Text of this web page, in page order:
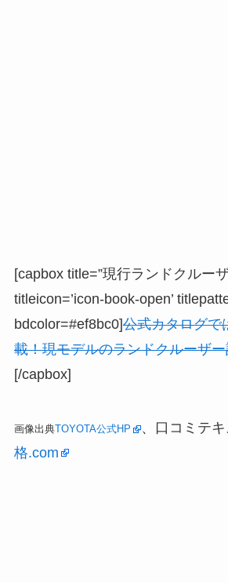
[capbox title=”現行ランドクルー
titleicon=’icon-book-open’
bdcolor=#ef8bc0]公式カタログで
載！現モデルのランドクルーザ
[/capbox]
画像出典TOYOTA公式HP 、口コミテキ
格.com